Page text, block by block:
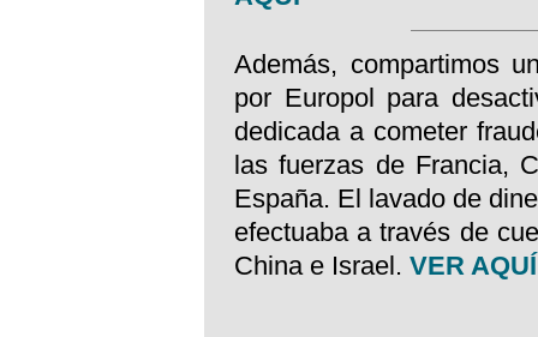
Además, compartimos
por Europol para
dedicada a cometer
las fuerzas de Francia,
España. El lavado de
efectuaba a través de
China e Israel. VER AQUÍ